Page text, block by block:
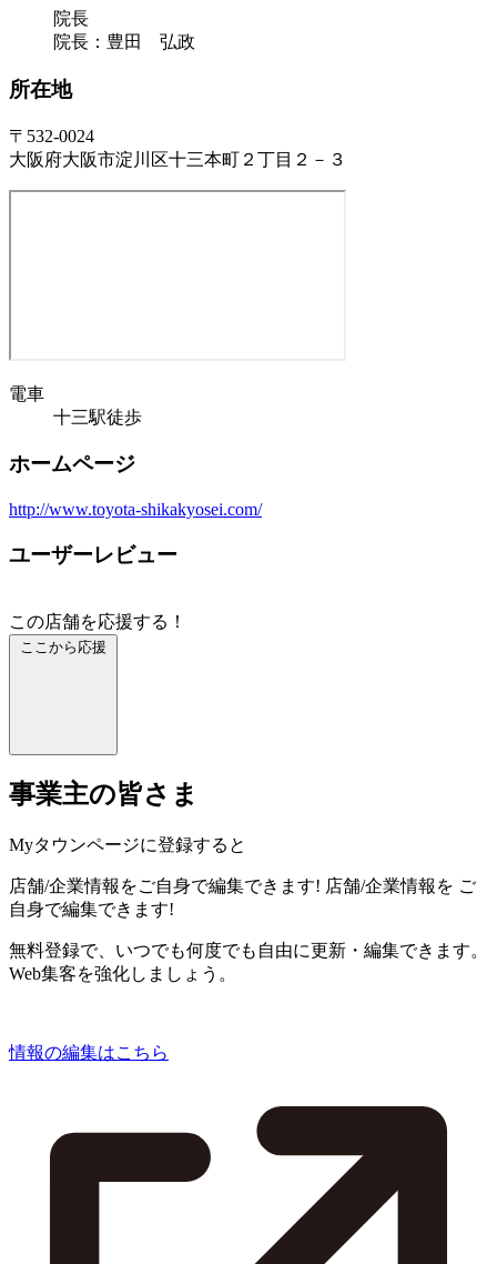
院長
院長：豊田 弘政
所在地
〒532-0024
大阪府大阪市淀川区十三本町２丁目２－３
電車
十三駅徒歩
ホームページ
http://www.toyota-shikakyosei.com/
ユーザーレビュー
この店舗を応援する！
ここから応援
事業主の皆さま
Myタウンページに登録すると
店舗/企業情報をご自身で編集できます! 店舗/企業情報を ご
自身で編集できます!
無料登録で、いつでも何度でも自由に更新・編集できます。
Web集客を強化しましょう。
情報の編集はこちら